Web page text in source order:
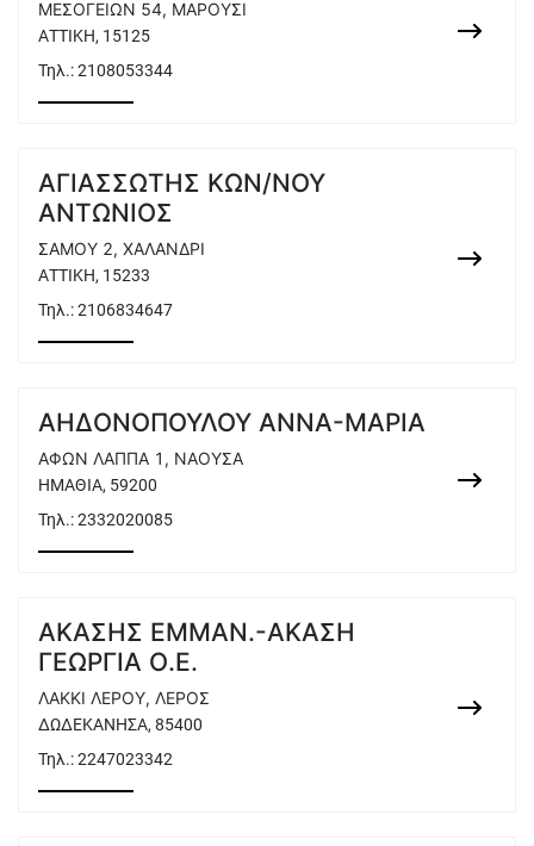
ΜΕΣΟΓΕΙΩΝ 54, ΜΑΡΟΥΣΙ
ΑΤΤΙΚΗ, 15125
Τηλ.:2108053344
ΑΓΙΑΣΣΩΤΗΣ ΚΩΝ/ΝΟΥ
ΑΝΤΩΝΙΟΣ
ΣΑΜΟΥ 2, ΧΑΛΑΝΔΡΙ
ΑΤΤΙΚΗ, 15233
Τηλ.:2106834647
ΑΗΔΟΝΟΠΟΥΛΟΥ ΑΝΝΑ-ΜΑΡΙΑ
ΑΦΩΝ ΛΑΠΠΑ 1, ΝΑΟΥΣΑ
ΗΜΑΘΙΑ, 59200
Τηλ.:2332020085
ΑΚΑΣΗΣ ΕΜΜΑΝ.-ΑΚΑΣΗ
ΓΕΩΡΓΙΑ Ο.Ε.
ΛΑΚΚΙ ΛΕΡΟΥ, ΛΕΡΟΣ
ΔΩΔΕΚΑΝΗΣΑ, 85400
Τηλ.:2247023342